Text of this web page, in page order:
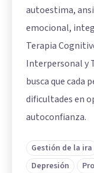
autoestima,
emocional,
Terapia
Interpersonal y
busca que cada
dificultades en
autoconfianza.
Gestión de la ira
Depresión